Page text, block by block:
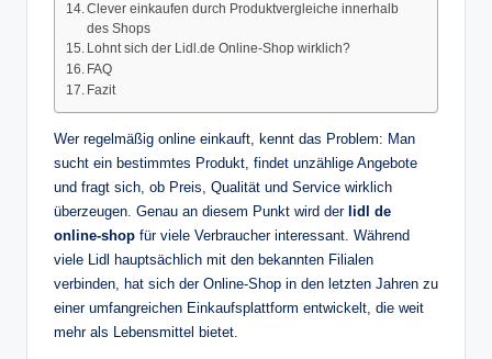
Clever einkaufen durch Produktvergleiche innerhalb
des Shops
Lohnt sich der Lidl.de Online-Shop wirklich?
FAQ
Fazit
Wer regelmäßig online einkauft, kennt das Problem: Man
sucht ein bestimmtes Produkt, findet unzählige Angebote
und fragt sich, ob Preis, Qualität und Service wirklich
überzeugen. Genau an diesem Punkt wird der lidl de
online-shop für viele Verbraucher interessant. Während
viele Lidl hauptsächlich mit den bekannten Filialen
verbinden, hat sich der Online-Shop in den letzten Jahren zu
einer umfangreichen Einkaufsplattform entwickelt, die weit
mehr als Lebensmittel bietet.